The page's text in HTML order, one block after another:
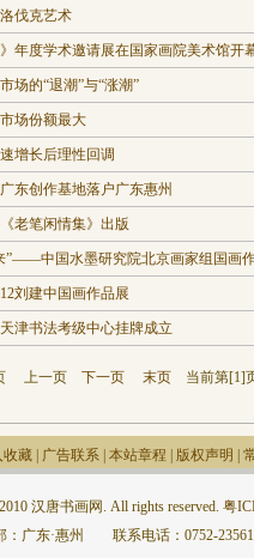
伐克艺术
》年度学术邀请展在国家画院美术馆开
场的“退潮”与“涨潮”
场份额最大
增长后理性回调
东创作基地落户广东惠州
老笔闲情集》出版
”——中国水墨研究院北京画家组国画
刘建中国画作品展
津书法考级中心挂牌成立
上一页 下一页 末页 当前第[1]
收藏 广告联系 本站章程 版权声明
汉唐书画网. All rights reserved. 粤
广东·惠州 联系电话：0752-